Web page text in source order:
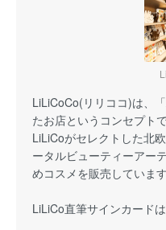
LiLiCoCo(リリココ)は、
たお店というコンセプト
LiLiCoがセレクトした北
ータルビューティーアー
めコスメを販売しています
LiLiCo直筆サインカード